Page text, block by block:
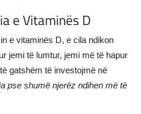
e Vitaminës D
e vitaminës D, e cila ndikon
jemi të lumtur, jemi më të hapur
gatshëm të investojmë në
pse shumë njerëz ndihen më të